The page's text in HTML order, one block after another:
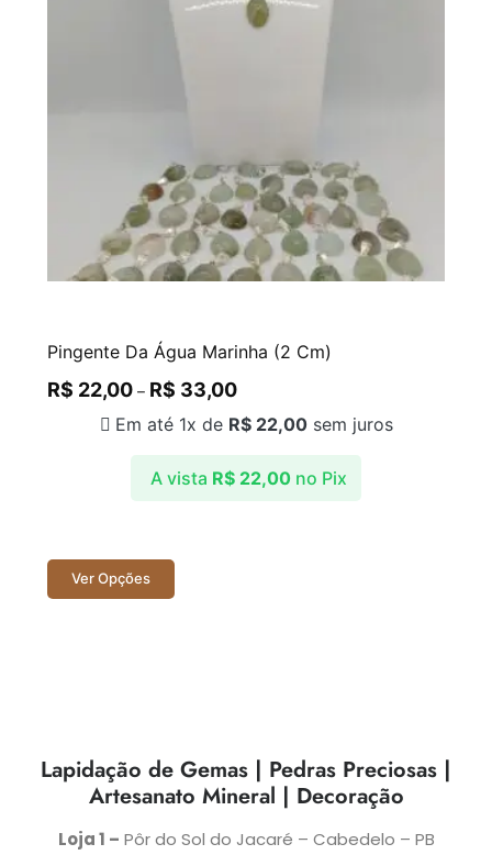
Pingente Da Água Marinha (2 Cm)
R$ 22,00 – R$ 33,00
A vista R$22,00 no Pix
Em até 1x de R$22,00sem juros
Ver Opções
Lapidação de Gemas | Pedras Preciosas |
Artesanato Mineral | Decoração
Loja 1 – Pôr do Sol do Jacaré – Cabedelo – PB